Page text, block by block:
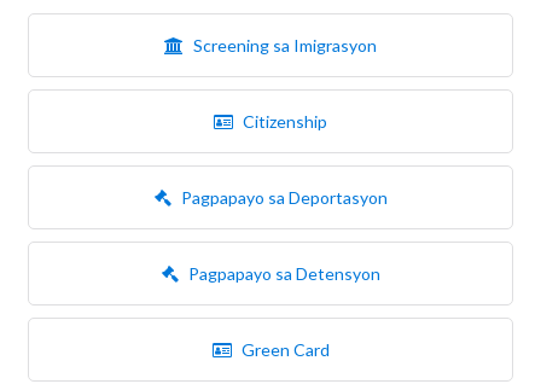
Screening sa Imigrasyon
Citizenship
Pagpapayo sa Deportasyon
Pagpapayo sa Detensyon
Green Card